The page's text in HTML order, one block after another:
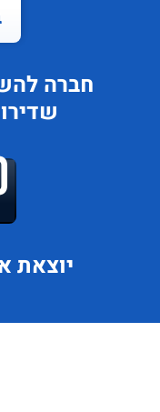
חברה
יוצאת